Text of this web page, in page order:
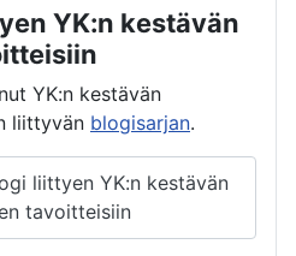
YK:n kestävän
YK:n kestävän
liittyvän blogisarjan.
liittyen YK:n kestävän
tavoitteisiin